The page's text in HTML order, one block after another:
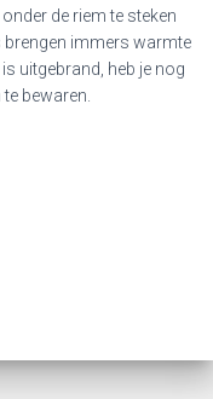
de riem te steken
brengen immers warmte
uitgebrand, heb je nog
bewaren.